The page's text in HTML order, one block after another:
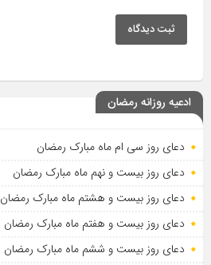
ثبت دیدگاه
ادعیه روزانه رمضان
دعای روز سی ام ماه مبارک رمضان
دعای روز بیست و نهم ماه مبارک رمضان
دعای روز بیست و هشتم ماه مبارک رمضان
دعای روز بیست و هفتم ماه مبارک رمضان
دعای روز بیست و ششم ماه مبارک رمضان